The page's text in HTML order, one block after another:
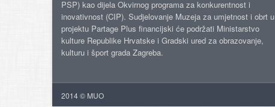
PSP) kao dijela Okvirnog programa za konkurentnost i
inovativnost (CIP). Sudjelovanje Muzeja za umjetnost i obrt u
projektu Partage Plus financijski će podržati Ministarstvo
kulture Republike Hrvatske i Gradski ured za obrazovanje,
kulturu i šport grada Zagreba.
2014 © MUO